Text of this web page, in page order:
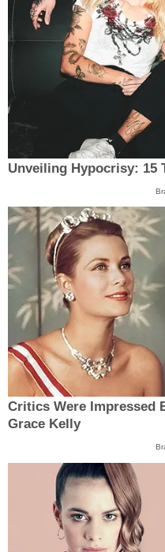
Unveiling Hypocrisy: 15
Critics Were Impressed
Grace Kelly